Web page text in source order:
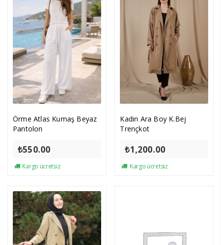
Örme Atlas Kumaş Beyaz
Pantolon
₺550.00
Kargo ücretsiz
Kadın Ara Boy K.Bej
Trençkot
₺1,200.00
Kargo ücretsiz